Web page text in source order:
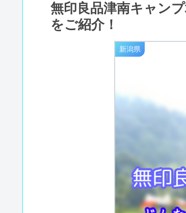
無印良品津南キャン
をご紹介！
新潟県